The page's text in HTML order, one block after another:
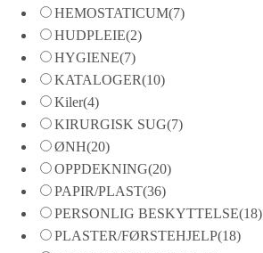
HEMOSTATICUM(7)
HUDPLEIE(2)
HYGIENE(7)
KATALOGER(10)
Kiler(4)
KIRURGISK SUG(7)
ØNH(20)
OPPDEKNING(20)
PAPIR/PLAST(36)
PERSONLIG BESKYTTELSE(18)
PLASTER/FØRSTEHJELP(18)